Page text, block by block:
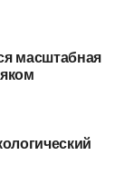
масштабная